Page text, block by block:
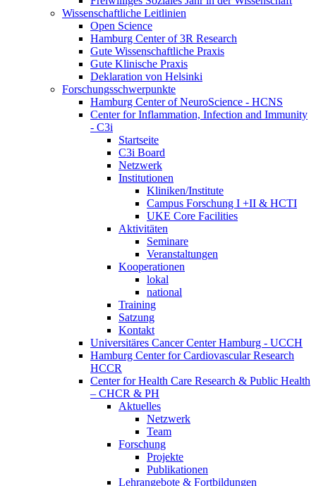
Wissenschaftliche Leitlinien
Open Science
Hamburg Center of 3R Research
Gute Wissenschaftliche Praxis
Gute Klinische Praxis
Deklaration von Helsinki
Forschungsschwerpunkte
Hamburg Center of NeuroScience - HCNS
Center for Inflammation, Infection and Immunity
- C3i
Startseite
C3i Board
Netzwerk
Institutionen
Kliniken/Institute
Campus Forschung I +II & HCTI
UKE Core Facilities
Aktivitäten
Seminare
Veranstaltungen
Kooperationen
lokal
national
Training
Satzung
Kontakt
Universitäres Cancer Center Hamburg - UCCH
Hamburg Center for Cardiovascular Research
HCCR
Center for Health Care Research & Public Health
– CHCR & PH
Aktuelles
Netzwerk
Team
Forschung
Projekte
Publikationen
Lehrangebote & Fortbildungen